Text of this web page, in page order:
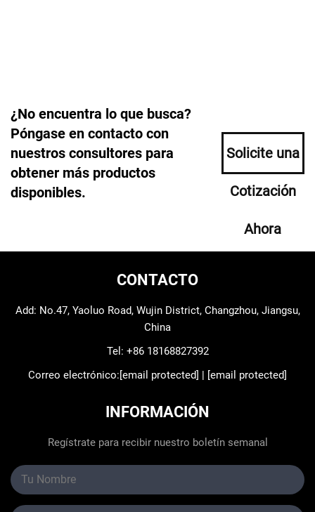
¿No encuentra lo que busca?
Póngase en contacto con
nuestros consultores para
obtener más productos
disponibles.
Solicite una
Cotización
Ahora
CONTACTO
Add: No.47, Yaoluo Road, Wujin District, Changzhou, Jiangsu,
China
Tel: +86 18168827392
Correo electrónico:[email protected] | [email protected]
INFORMACIÓN
Regístrate para recibir nuestro boletín semanal